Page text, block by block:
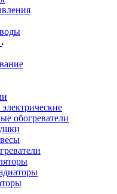
обогреватели